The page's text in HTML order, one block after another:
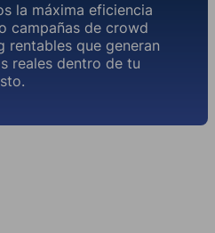
la máxima eficiencia
campañas de crowd
rentables que generan
reales dentro de tu